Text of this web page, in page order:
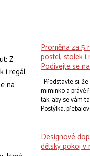
Proměna za 5
postel, stolek i
Podívejte se
Představte si,
miminko a právě
tak, aby se vám
Postýlka,
nevypadalo jako
představte, že
Designové
dětský pokoj v